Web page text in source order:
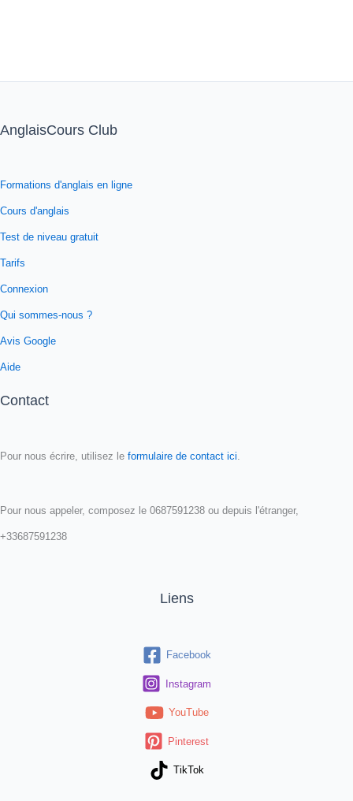
AnglaisCours Club
Formations d'anglais en ligne
Cours d'anglais
Test de niveau gratuit
Tarifs
Connexion
Qui sommes-nous ?
Avis Google
Aide
Contact
Pour nous écrire, utilisez le formulaire de contact ici
Pour nous appeler, composez le 0687591238 ou depuis l'étranger,
+33687591238
Liens
Facebook
Instagram
YouTube
Pinterest
TikTok